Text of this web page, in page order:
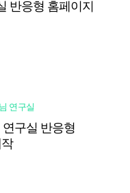
반응형 홈페이지
연구실
구실 반응형